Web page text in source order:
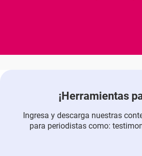
¡Herramientas
Ingresa y descarga nuestras
para periodistas como: